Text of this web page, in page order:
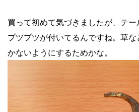
買って初めて気づきましたが、テ
プツプツが付いてるんですね。草
かないようにするためかな。